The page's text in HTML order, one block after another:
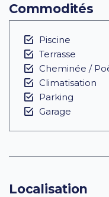
Commodités
Piscine
Terrasse
Cheminée /
Climatisation
Parking
Garage
Localisation